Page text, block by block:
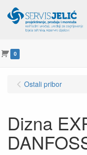
0
Ostali pribor
Dizna